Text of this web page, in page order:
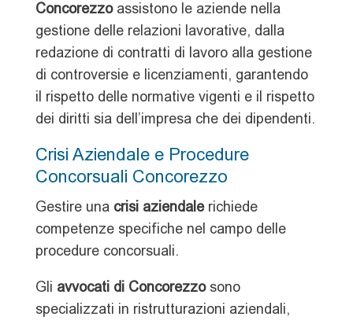
Concorezzoassistono le aziende nella
gestione delle relazioni lavorative, dalla
redazione di contratti di lavoro alla gestione
di controversie e licenziamenti, garantendo
il rispetto delle normative vigenti e il rispetto
dei diritti sia dell’impresa che dei dipendenti.
Crisi Aziendale e Procedure
Concorsuali Concorezzo
Gestire una crisi aziendalerichiede
competenze specifiche nel campo delle
procedure concorsuali.
Gli avvocati di Concorezzosono
specializzati in ristrutturazioni aziendali,